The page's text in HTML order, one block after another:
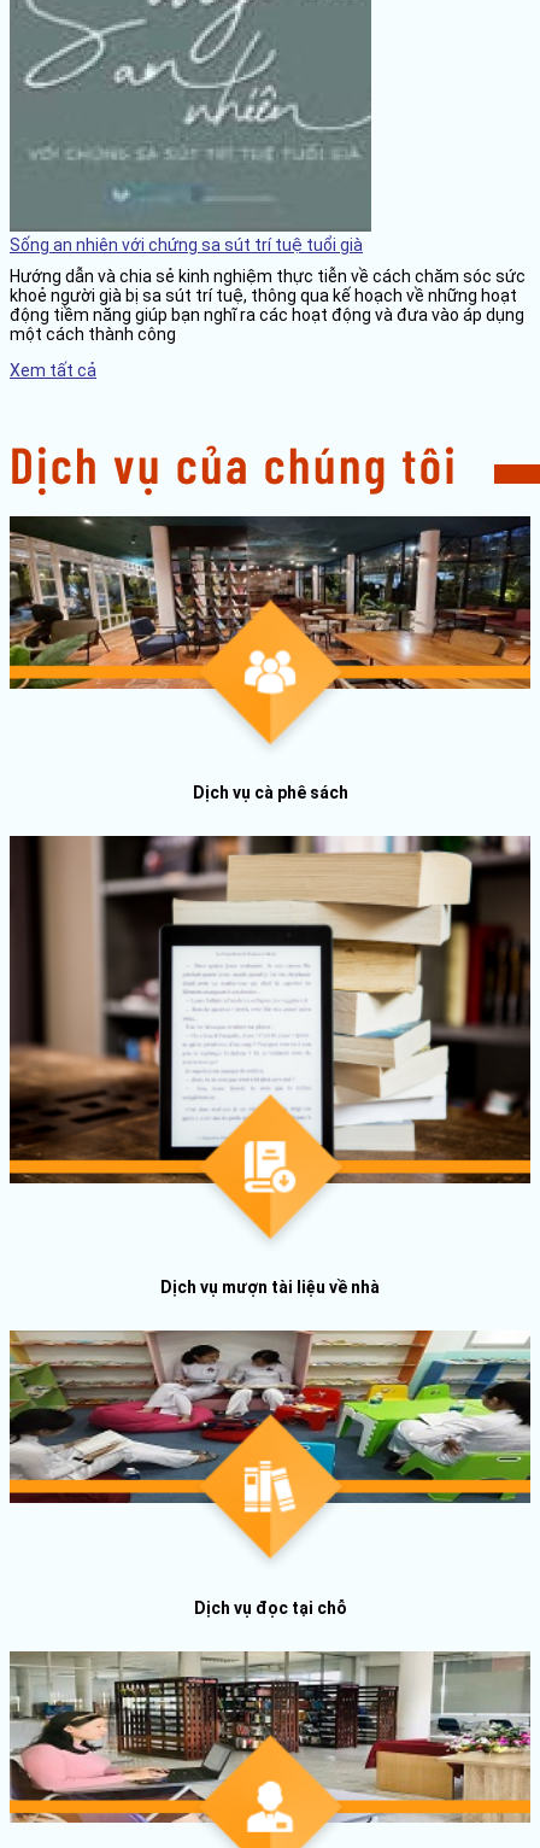
Sống an nhiên với chứng sa sút trí tuệ tuổi già
Hướng dẫn và chia sẻ kinh nghiệm thực tiễn về cách chăm sóc sức
khoẻ người già bị sa sút trí tuệ, thông qua kế hoạch về những hoạt
động tiềm năng giúp bạn nghĩ ra các hoạt động và đưa vào áp dụng
một cách thành công
Xem tất cả
Dịch vụ cà phê sách
Dịch vụ mượn tài liệu về nhà
Dịch vụ đọc tại chỗ